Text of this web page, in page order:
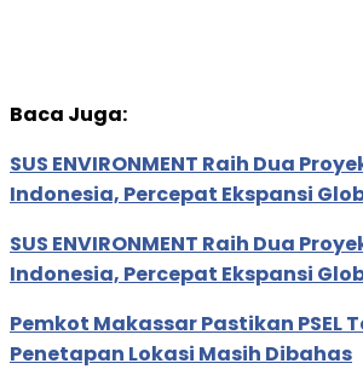
Baca Juga:
SUS ENVIRONMENT Raih Dua
Indonesia, Percepat Ekspansi
SUS ENVIRONMENT Raih Dua
Indonesia, Percepat Ekspansi
Pemkot Makassar Pastikan PSEL
Penetapan Lokasi Masih Dibahas